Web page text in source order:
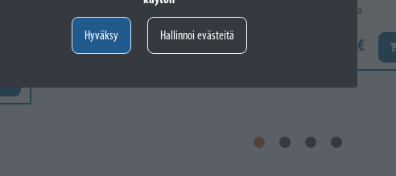
Hyväksy Hallinnoi evästeitä
24,60 € Lisää koriin 41,60 €
Varastossa
126,60 €